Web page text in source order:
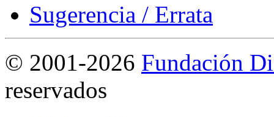
Sugerencia / Errata
© 2001-2026 Fundación
reservados